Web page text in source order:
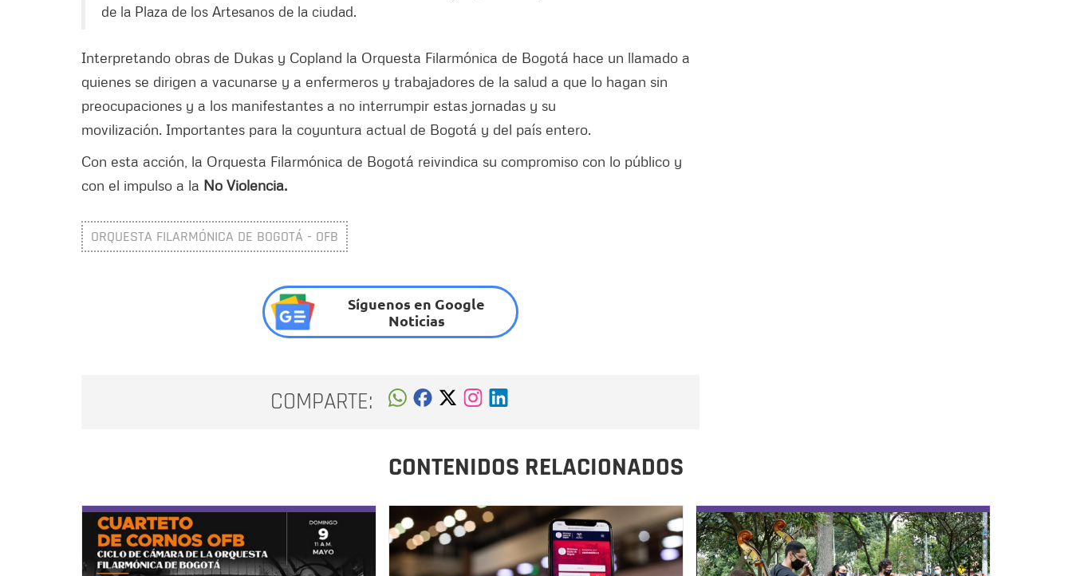
de la Plaza de los Artesanos de la ciudad.
Interpretando obras de Dukas y Copland la Orquesta Filarmónica de Bogotá hace un llamado a
quienes se dirigen a vacunarse y a enfermeros y trabajadores de la salud a que lo hagan sin
preocupaciones y a los manifestantes a no interrumpir estas jornadas y su
movilización. Importantes para la coyuntura actual de Bogotá y del país entero.
Con esta acción, la Orquesta Filarmónica de Bogotá reivindica su compromiso con lo público y
con el impulso a la No Violencia.
ORQUESTA FILARMÓNICA DE BOGOTÁ - OFB
Síguenos en Google
Noticias
COMPARTE:
CONTENIDOS RELACIONADOS